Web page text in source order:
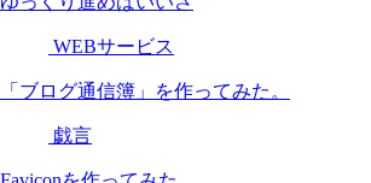
WEBサービス
「ブログ通信簿」を作ってみた。
戯言